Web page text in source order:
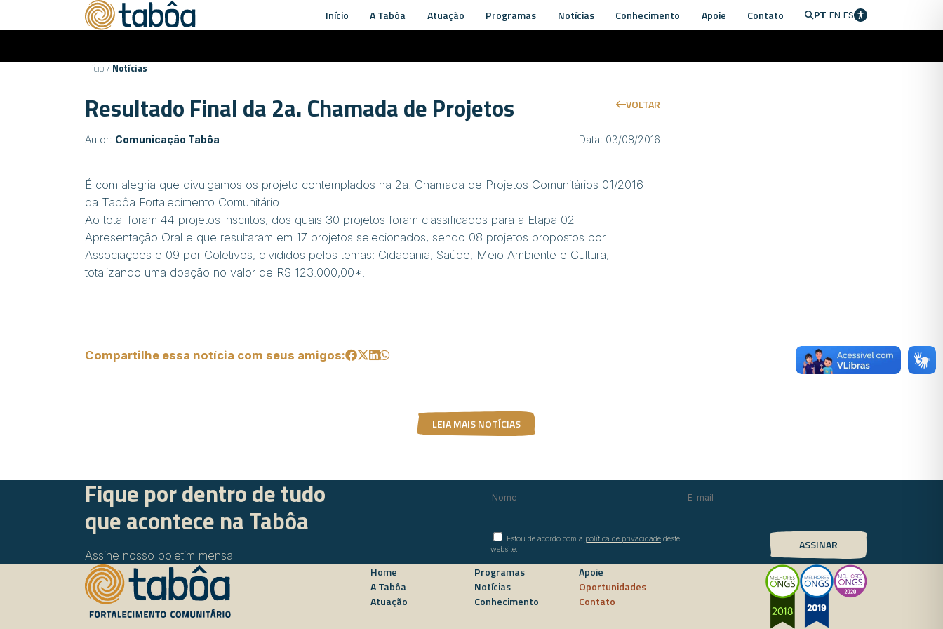
Início A Tabôa Atuação Programas Notícias Conhecimento Apoie Contato PT EN ES
Início / Notícias
Resultado Final da 2a. Chamada de Projetos VOLTAR
Autor: Comunicação Tabôa Data: 03/08/2016
É com alegria que divulgamos os projeto contemplados na 2a. Chamada de Projetos Comunitários 01/2016
da Tabôa Fortalecimento Comunitário.
Ao total foram 44 projetos inscritos, dos quais 30 projetos foram classificados para a Etapa 02 –
Apresentação Oral e que resultaram em 17 projetos selecionados, sendo 08 projetos propostos por
Associações e 09 por Coletivos, divididos pelos temas: Cidadania, Saúde, Meio Ambiente e Cultura,
totalizando uma doação no valor de R$ 123.000,00*.
Compartilhe essa notícia com seus amigos:
LEIA MAIS NOTÍCIAS
Fique por dentro de tudo
que acontece na Tabôa
Assine nosso boletim mensal
Estou de acordo com a política de privacidadedeste
website.
Home
A Tabôa
Atuação
Programas
Notícias
Conhecimento
Apoie
Oportunidades
Contato